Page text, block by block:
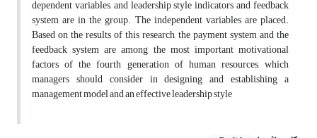
dependent variables, and leadership style indicators and feedback
system are in the group. The independent variables are placed.
Based on the results of this research, the payment system and the
feedback system are among the most important motivational
factors of the fourth generation of human resources, which
managers should consider in designing and establishing a
management model and an effective leadership style